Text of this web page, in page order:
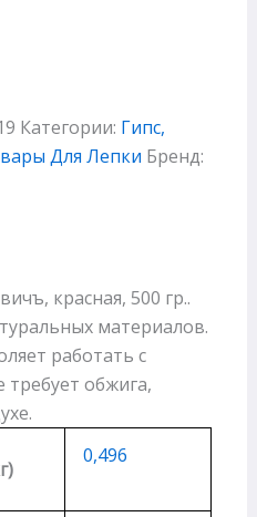
Категории: Гипс,
Для Лепки Бренд:
красная, 500 гр..
материалов.
работать с
обжига,
0,496